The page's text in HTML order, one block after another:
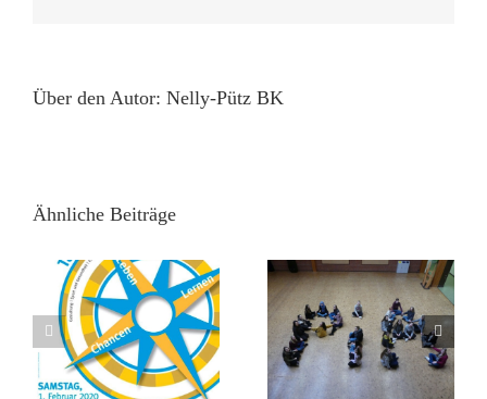
Über den Autor: Nelly-Pütz BK
Ähnliche Beiträge